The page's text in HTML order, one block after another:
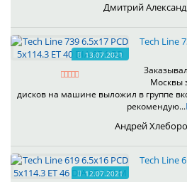
Дмитрий
13.07.2021
Tech Line
Москвы
дисков на машине выложил в группе
рекомендую...
Андрей
12.07.2021
Tech Line